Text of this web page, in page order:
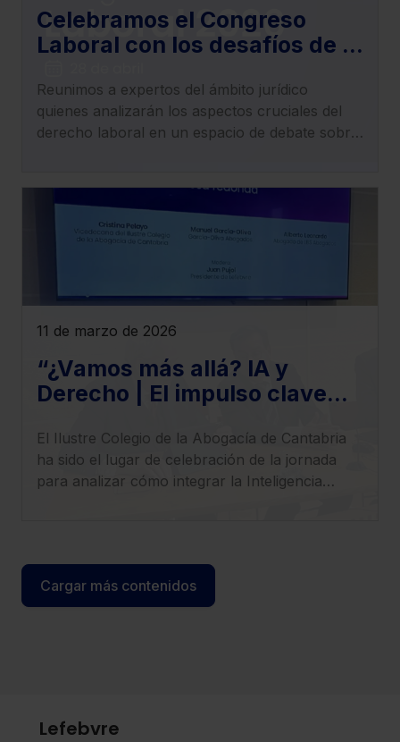
Celebramos el Congreso
Laboral con los desafíos de la
laboral, empleo, trabajo y
Seguridad Social
Reunimos a expertos del ámbito jurídico
quienes analizarán los aspectos cruciales del
derecho laboral en un espacio de debate sobre
11 de marzo de 2026
“¿Vamos más allá? IA y
Derecho | El impulso clave
siguiente nivel”,
El Ilustre Colegio de la Abogacía de Cantabria
ha sido el lugar de celebración de la jornada
para analizar cómo integrar la Inteligencia
Cargar más contenidos
Lefebvre